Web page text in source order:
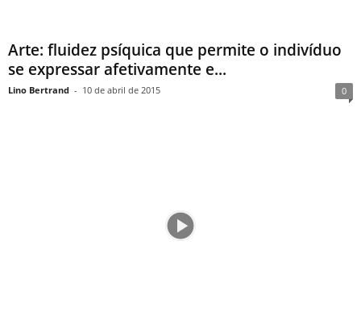
Arte: fluidez psíquica que permite o indivíduo
se expressar afetivamente e...
Lino Bertrand - 10 de abril de 2015 0